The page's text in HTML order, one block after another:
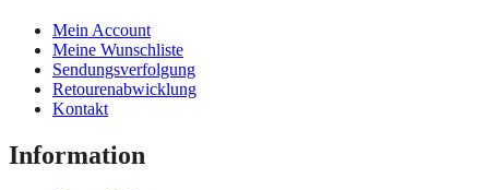
Mein Account
Meine Wunschliste
Sendungsverfolgung
Retourenabwicklung
Kontakt
Information